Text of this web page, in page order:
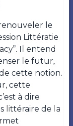
le
Littératie
Il entend
le futur,
cette notion.
cette
à dire
littéraire de la